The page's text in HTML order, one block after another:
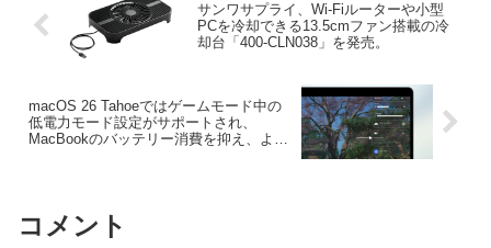
サンワサプライ、Wi-Fiルーターや小型
PCを冷却できる13.5cmファン搭載の冷
却台「400-CLN038」を発売。
macOS 26 Tahoeではゲームモード中の
低電力モード設定がサポートされ、
MacBookのバッテリー消費を抑え、より
コメント